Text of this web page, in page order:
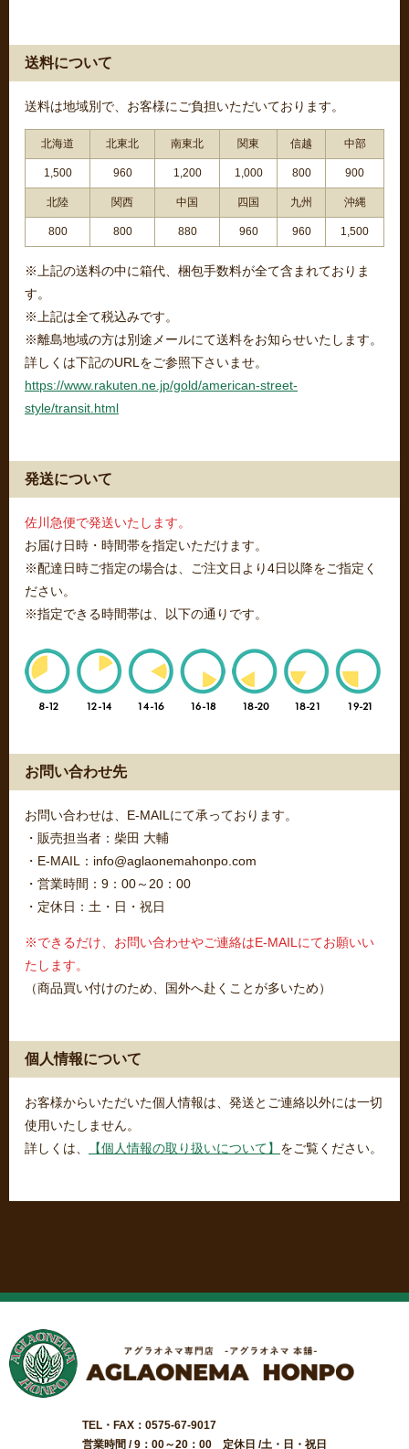
送料について
送料は地域別で、お客様にご負担いただいております。
北海道 北東北 南東北 関東 信越 中部
1,500 960 1,200 1,000 800 900
北陸 関西 中国 四国 九州 沖縄
800 800 880 960 960 1,500
※上記の送料の中に箱代、梱包手数料が全て含まれておりま
す。
※上記は全て税込みです。
※離島地域の方は別途メールにて送料をお知らせいたします。
詳しくは下記のURLをご参照下さいませ。
https://www.rakuten.ne.jp/gold/american-street-
style/transit.html
発送について
佐川急便で発送いたします。
お届け日時・時間帯を指定いただけます。
※配達日時ご指定の場合は、ご注文日より4日以降をご指定く
ださい。
※指定できる時間帯は、以下の通りです。
お問い合わせ先
お問い合わせは、E-MAILにて承っております。
・販売担当者：柴田 大輔
・E-MAIL：info@aglaonemahonpo.com
・営業時間：9：00～20：00
・定休日：土・日・祝日
※できるだけ、お問い合わせやご連絡はE-MAILにてお願いい
たします。
（商品買い付けのため、国外へ赴くことが多いため）
個人情報について
お客様からいただいた個人情報は、発送とご連絡以外には一切
使用いたしません。
詳しくは、
【個人情報の取り扱いについて】 をご覧ください。
TEL・FAX：0575-67-9017
営業時間 / 9：00～20：00 定休日 /土・日・祝日